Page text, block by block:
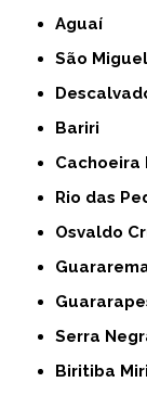
Aguaí
São
Bariri
Rio das
Osvaldo
Serra
Biritiba